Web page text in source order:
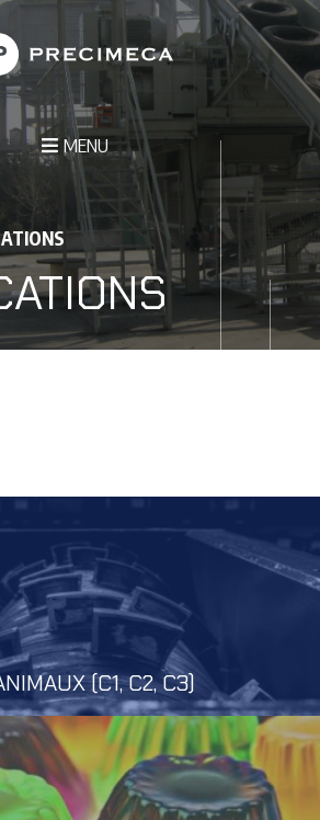
MENU
(C1, C2, C3)